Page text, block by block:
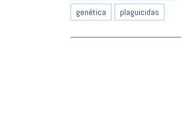
genética
plaguicidas